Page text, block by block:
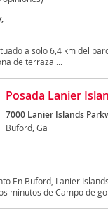
a solo 6,4 km del
de terraza ...
Posada Lanier
7000 Lanier Islands
Buford, Ga
En Buford, Lanier
minutos de Campo de